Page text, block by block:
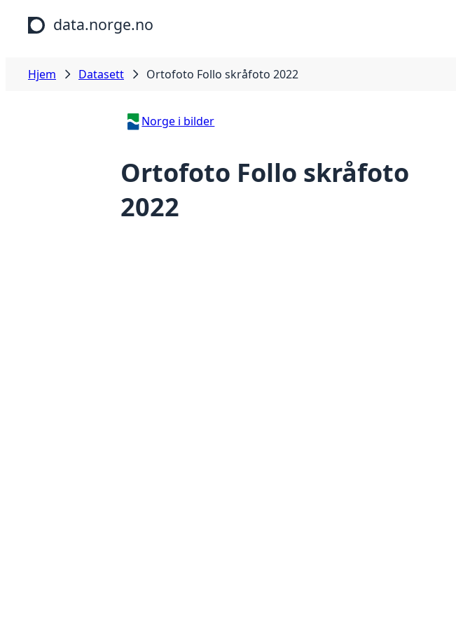
Hopp til hovedinnhold
data.norge.no
Hjem Datasett Ortofoto Follo skråfoto 2022
Norge i bilder
Ortofoto Follo skråfoto
2022